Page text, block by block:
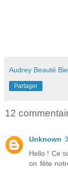
Audrey Beauté
Partager
12
Unknown
Hello ! Ce
on fête